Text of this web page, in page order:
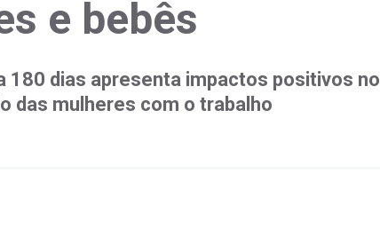
e bebês
180 dias apresenta impactos positivos no
das mulheres com o trabalho